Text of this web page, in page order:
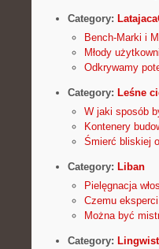
Category:
Bench-Marki i
Młody
Odkrywamy
Category: Leśne
W jaki sposób
Kontenery
Śmierć bliskiej
Category: Liban
Pielęgnacja
Czemu
Można być
Category: